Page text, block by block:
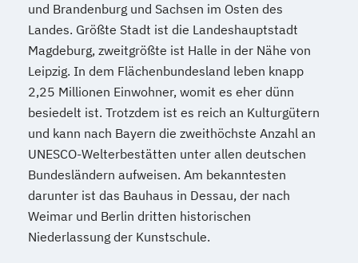
und Brandenburg und Sachsen im Osten des
Landes. Größte Stadt ist die Landeshauptstadt
Magdeburg, zweitgrößte ist Halle in der Nähe von
Leipzig. In dem Flächenbundesland leben knapp
2,25 Millionen Einwohner, womit es eher dünn
besiedelt ist. Trotzdem ist es reich an Kulturgütern
und kann nach Bayern die zweithöchste Anzahl an
UNESCO-Welterbestätten unter allen deutschen
Bundesländern aufweisen. Am bekanntesten
darunter ist das Bauhaus in Dessau, der nach
Weimar und Berlin dritten historischen
Niederlassung der Kunstschule.